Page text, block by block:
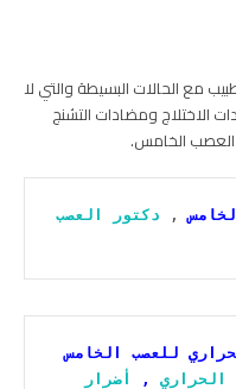
مع الحالات البسيطة والتي لا
الاختلاج ومضادات التشنج
العصب الخامس.
,
للعصب الخامس
الحراري ,